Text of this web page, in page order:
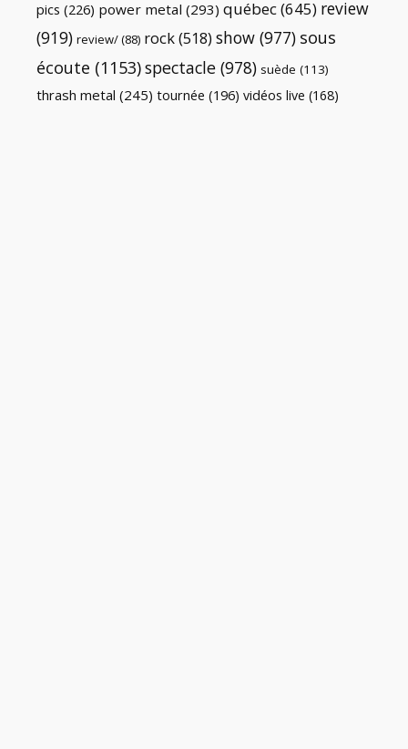
pics (226) power metal (293) québec(645) review
(919) review/(88) rock(518) show (977) sous
écoute (1153)spectacle (978) suède (113)
thrash metal (245) tournée (196) vidéos live (168)